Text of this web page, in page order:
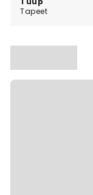
Tapeet